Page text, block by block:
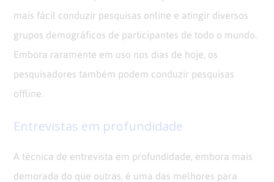
mais fácil conduzir pesquisas online e atingir diversos
grupos demográficos de participantes de todo o mundo.
Embora raramente em uso nos dias de hoje, os
pesquisadores também podem conduzir pesquisas
offline.
Entrevistas em profundidade
A técnica de entrevista em profundidade, embora mais
demorada do que outras, é uma das melhores para